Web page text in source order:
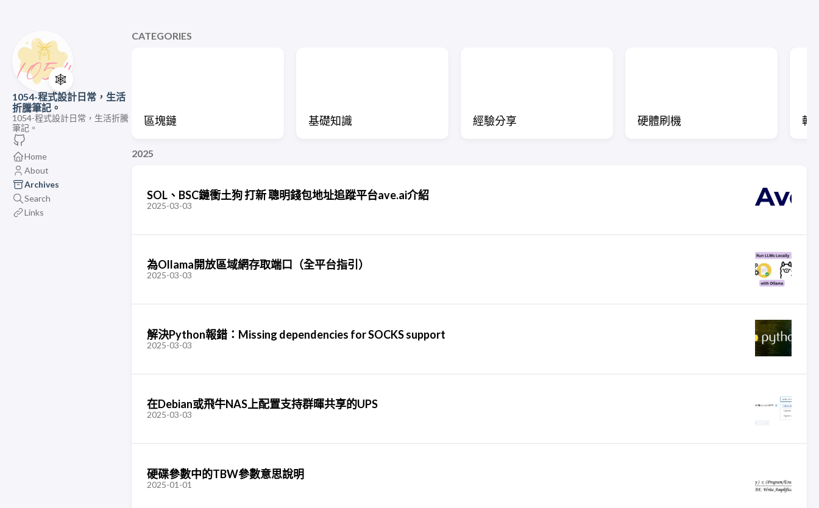
🕸️
1054-程式設計日常，生活
折騰筆記。
1054-程式設計日常，生活折騰
筆記。
Home
About
Archives
Search
Links
CATEGORIES
區塊鏈 基礎知識 經驗分享 硬體刷機 軟
2025
SOL、BSC鏈衝土狗 打新 聰明錢包地址追蹤平台ave.ai介紹
2025-03-03
為Ollama開放區域網存取端口（全平台指引）
2025-03-03
解決Python報錯：Missing dependencies for SOCKS support
2025-03-03
在Debian或飛牛NAS上配置支持群暉共享的UPS
2025-03-03
硬碟參數中的TBW參數意思說明
2025-01-01